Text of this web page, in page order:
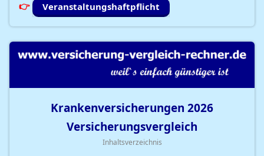
Veranstaltungshaftpflicht
Krankenversicherungen 2026
Versicherungsvergleich
Inhaltsverzeichnis